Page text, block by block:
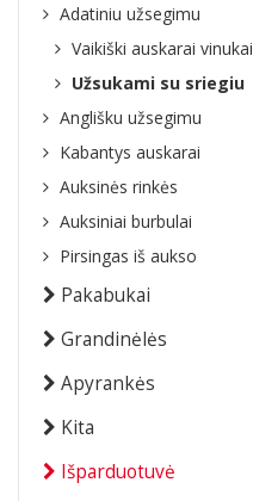
Adatiniu užsegimu
Vaikiški auskarai vinukai
Užsukami su sriegiu
Anglišku užsegimu
Kabantys auskarai
Auksinės rinkės
Auksiniai burbulai
Pirsingas iš aukso
Pakabukai
Grandinėlės
Apyrankės
Kita
Išparduotuvė